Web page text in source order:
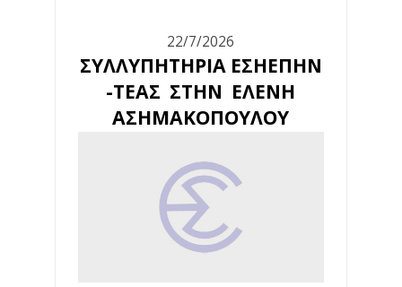
22/7/2026
ΣΥΛΛΥΠΗΤΗΡΙΑ ΕΣΗΕΠΗΝ
-ΤΕΑΣ ΣΤΗΝ ΕΛΕΝΗ
ΑΣΗΜΑΚΟΠΟΥΛΟΥ